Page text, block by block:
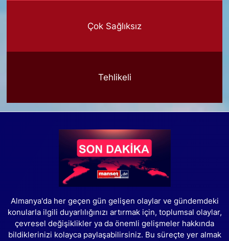
Çok Sağlıksız
Tehlikeli
Almanya'da her geçen gün gelişen olaylar ve gündemdeki
konularla ilgili duyarlılığınızı artırmak için, toplumsal olaylar,
çevresel değişiklikler ya da önemli gelişmeler hakkında
bildiklerinizi kolayca paylaşabilirsiniz. Bu süreçte yer almak